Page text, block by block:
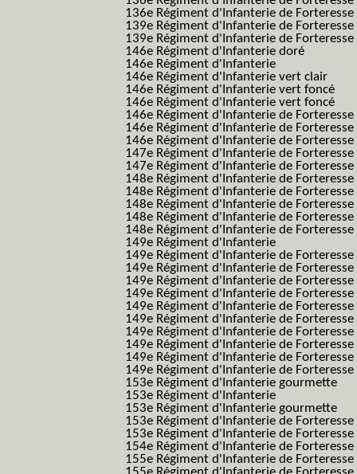
136e Régiment d'Infanterie de
139e Régiment d'Infanterie de
139e Régiment d'Infanterie de
146e Régiment d'Infanterie doré
146e Régiment d'Infanterie
146e Régiment d'Infanterie vert clair
146e Régiment d'Infanterie vert foncé
146e Régiment d'Infanterie vert foncé
146e Régiment d'Infanterie de
146e Régiment d'Infanterie de
146e Régiment d'Infanterie de
147e Régiment d'Infanterie de Forteresse
147e Régiment d'Infanterie de Forteresse
148e Régiment d'Infanterie de Forteresse
148e Régiment d'Infanterie de Forteresse
148e Régiment d'Infanterie de Forteresse
148e Régiment d'Infanterie de Forteresse
148e Régiment d'Infanterie de Forteresse
149e Régiment d'Infanterie
149e Régiment d'Infanterie de
149e Régiment d'Infanterie de
149e Régiment d'Infanterie de
149e Régiment d'Infanterie de
149e Régiment d'Infanterie de
149e Régiment d'Infanterie de
149e Régiment d'Infanterie de
149e Régiment d'Infanterie de
149e Régiment d'Infanterie de
149e Régiment d'Infanterie de
153e Régiment d'Infanterie gourmette
153e Régiment d'Infanterie
153e Régiment d'Infanterie gourmette
153e Régiment d'Infanterie de
153e Régiment d'Infanterie de
154e Régiment d'Infanterie de Forteresse
155e Régiment d'Infanterie de